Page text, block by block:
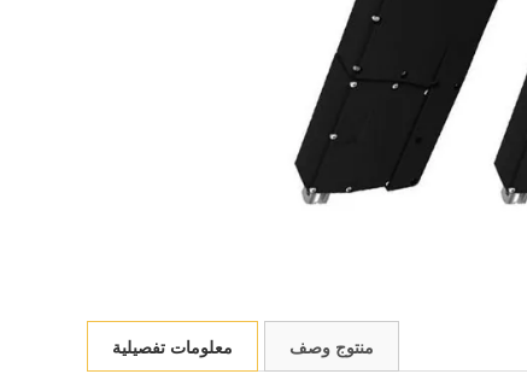
معلومات تفصيلية منتوج وصف